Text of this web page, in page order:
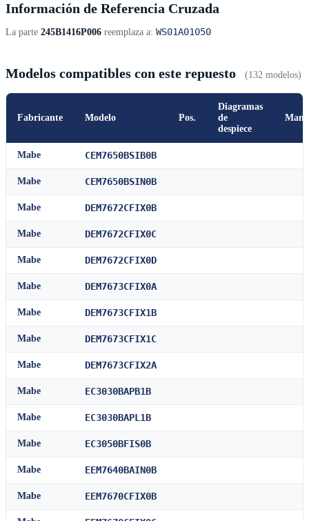
Información de Referencia Cruzada
La parte 245B1416P006 reemplaza a: WS01A01050
Modelos compatibles con este repuesto (132 modelos)
Fabricante Modelo Pos.
Diagramas
de
despiece
Mabe CEM7650BSIB0B
Mabe CEM7650BSIN0B
Mabe DEM7672CFIX0B
Mabe DEM7672CFIX0C
Mabe DEM7672CFIX0D
Mabe DEM7673CFIX0A
Mabe DEM7673CFIX1B
Mabe DEM7673CFIX1C
Mabe DEM7673CFIX2A
Mabe EC3030BAPB1B
Mabe EC3030BAPL1B
Mabe EC3050BFIS0B
Mabe EEM7640BAIN0B
Mabe EEM7670CFIX0B